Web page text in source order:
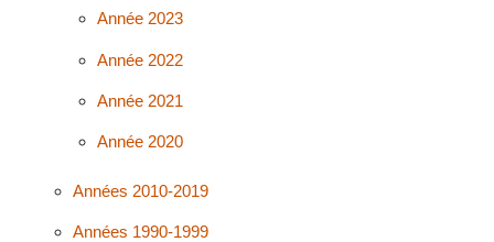
Année 2023
Année 2022
Année 2021
Année 2020
Années 2010-2019
Années 1990-1999